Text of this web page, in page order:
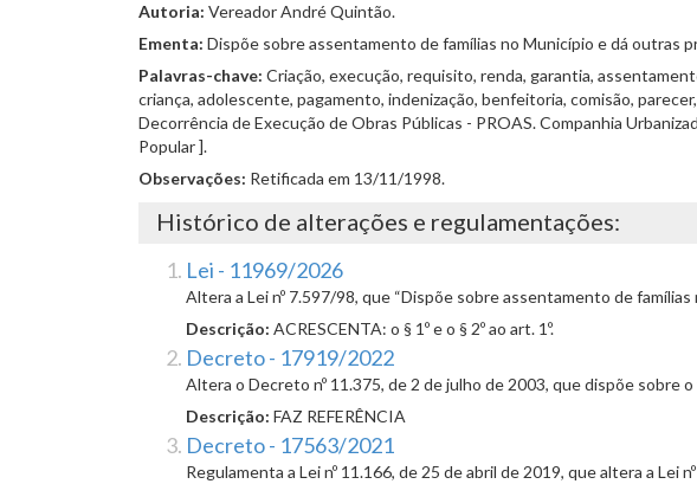
Autoria: Vereador André Quintão.
Ementa: Dispõe sobre assentamento de famílias no Município e dá outras
Palavras-chave: Criação, execução, requisito, renda, garantia,
criança, adolescente, pagamento, indenização, benfeitoria, comisão,
Decorrência de Execução de Obras Públicas - PROAS. Companhia
Popular ].
Observações: Retificada em 13/11/1998.
Histórico de alterações e regulamentações:
Lei - 11969/2026
Altera a Lei nº 7.597/98, que “Dispõe sobre assentamento de
Descrição: ACRESCENTA: o § 1º e o § 2º ao art. 1º.
Decreto - 17919/2022
Altera o Decreto nº 11.375, de 2 de julho de 2003, que dispõe
Descrição: FAZ REFERÊNCIA
Decreto - 17563/2021
Regulamenta a Lei nº 11.166, de 25 de abril de 2019, que altera a